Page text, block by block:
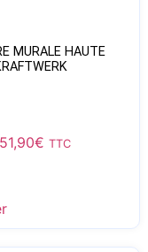
MURALE HAUTE
€ TTC